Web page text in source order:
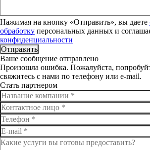
Нажимая на кнопку «Отправить», вы даете
обработку персональных данных и
конфиденциальности
Отправить
Ваше сообщение отправлено
Произошла ошибка. Пожалуйста,
свяжитесь с нами по телефону или e-mail.
Стать партнером